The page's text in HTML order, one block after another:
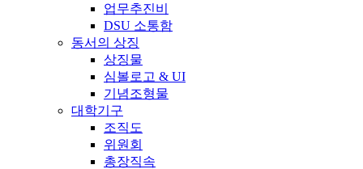
업무추진비
DSU 소통함
동서의 상징
상징물
심볼로고 & UI
기념조형물
대학기구
조직도
위원회
총장직속